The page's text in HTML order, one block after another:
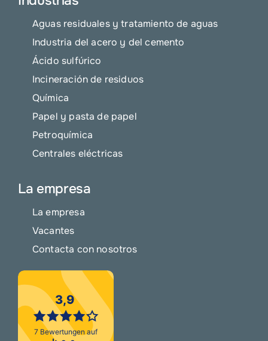
Aguas residuales y tratamiento de aguas
Industria del acero y del cemento
Ácido sulfúrico
Incineración de residuos
Química
Papel y pasta de papel
Petroquímica
Centrales eléctricas
La empresa
La empresa
Vacantes
Contacta con nosotros